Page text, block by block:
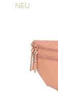
NEU